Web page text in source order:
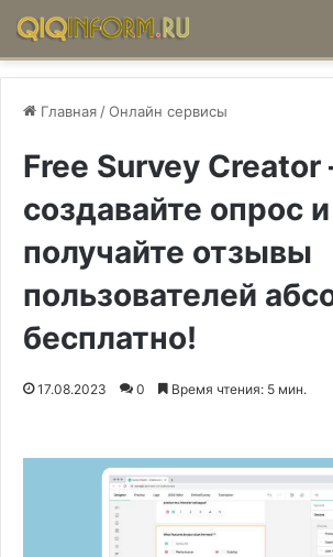
Главная /Онлайн сервисы
Free Survey
создавайте опрос и
получайте отзывы
пользователей
бесплатно!
17.08.2023 0 Время чтения: 5 мин.